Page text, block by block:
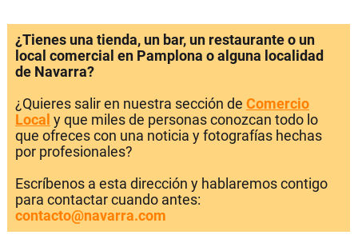
¿Tienes una tienda, un bar, un restaurante o un
local comercial en Pamplona o alguna localidad
de Navarra?
¿Quieres salir en nuestra sección de Comercio
Local y que miles de personas conozcan todo lo
que ofreces con una noticia y fotografías hechas
por profesionales?
Escríbenos a esta dirección y hablaremos contigo
para contactar cuando antes:
contacto@navarra.com